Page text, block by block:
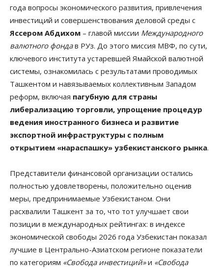
года вопросы экономического развития, привлечения
инвестиций и совершенствования деловой среды с
Яссером Абдихом – главой миссии Международного
валютного фондав РУз. До этого миссия МВФ, по сути,
ключевого института устаревшей Ямайской валютной
системы, ознакомилась с результатами проводимых
Ташкентом и навязываемых коллективным Западом
реформ, включая пагубную для страны
либерализацию торговли, упрощение процедур
ведения иностранного бизнеса и развитие
экспортной инфраструктуры с полным
открытием «нараспашку» узбекистанского рынка.
Представители финансовой организации остались
полностью удовлетворены, положительно оценив
меры, предпринимаемые Узбекистаном. Они
расхвалили Ташкент за то, что тот улучшает свои
позиции в международных рейтингах: в индексе
экономической свободы 2026 года Узбекистан показал
лучшие в Центрально-Азиатском регионе показатели
по категориям «Свобода инвестиций»и «Свобода